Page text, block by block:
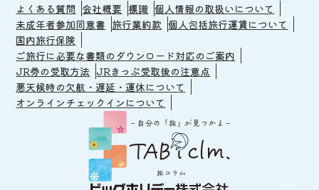
よくある質問 会社概要 標識 個人情報の取扱いについて
未成年者参加同意書 旅行業約款 個人包括旅行運賃について
国内旅行保険
ご旅行に必要な書類のダウンロード対応のご案内
JR券の受取方法 JRきっぷ受取後の注意点
悪天候時の欠航・遅延・運休について
オンラインチェックインについて